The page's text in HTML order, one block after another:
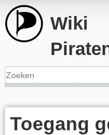
Wiki
Toegang